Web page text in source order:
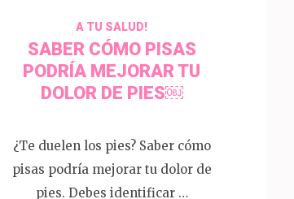
A TU SALUD!
SABER CÓMO PISAS
PODRÍA MEJORAR TU
DOLOR DE PIES￼
¿Te duelen los pies? Saber cómo
pisas podría mejorar tu dolor de
pies. Debes identificar …